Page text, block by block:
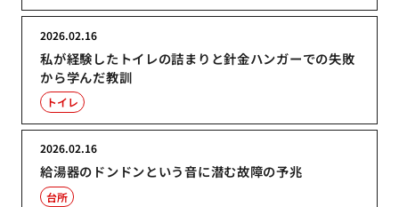
私が経験したトイレの詰まりと針金ハンガーでの失敗
から学んだ教訓
2026.02.16
トイレ
給湯器のドンドンという音に潜む故障の予兆
2026.02.16
台所